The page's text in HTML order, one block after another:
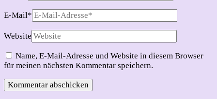
E-Mail*
Website
Name, E-Mail-Adresse und Website in diesem Browser
für meinen nächsten Kommentar speichern.